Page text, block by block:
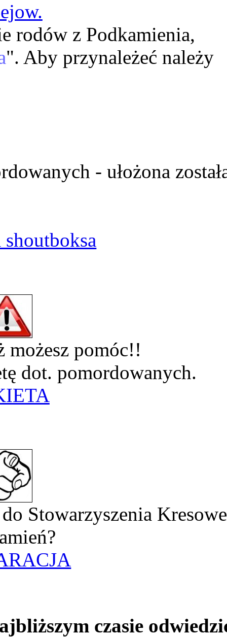
rodów z Podkamienia,
". Aby przynależeć należy
- ułożona
możesz pomóc!!
dot. pomordowanych.
Stowarzyszenia
czasie